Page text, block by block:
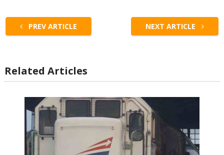
PREV ARTICLE NEXT ARTICLE
Related Articles